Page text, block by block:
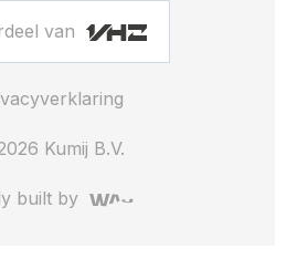
van
Kumij B.V.
built by